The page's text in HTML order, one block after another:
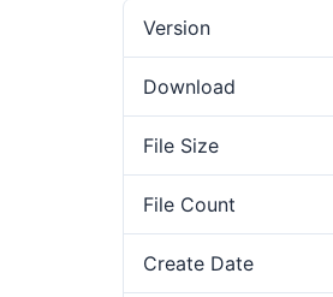
Version
Download
File Size
File Count
Create Date